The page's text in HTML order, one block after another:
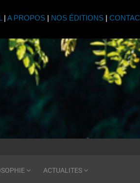
| A PROPOS| NOS ÉDITIONS|
ACTUALITES